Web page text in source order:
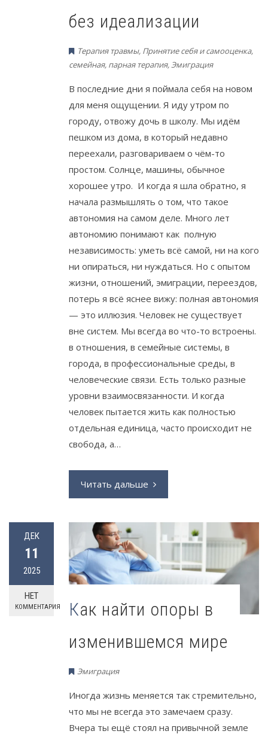
без идеализации
Терапия травмы, Принятие себя и самооценка,
семейная, парная терапия,Эмиграция
В последние дни я поймала себя на новом
для меня ощущении. Я иду утром по
городу, отвожу дочь в школу. Мы идём
пешком из дома, в который недавно
переехали, разговариваем о чём-то
простом. Солнце, машины, обычное
хорошее утро. И когда я шла обратно, я
начала размышлять о том, что такое
автономия на самом деле. Много лет
автономию понимают как полную
независимость: уметь всё самой, ни на кого
ни опираться, ни нуждаться. Но с опытом
жизни, отношений, эмиграции, переездов,
потерь я всё яснее вижу: полная автономия
— это иллюзия. Человек не существует
вне систем. Мы всегда во что-то встроены.
в отношения, в семейные системы, в
города, в профессиональные среды, в
человеческие связи. Есть только разные
уровни взаимосвязанности. И когда
человек пытается жить как полностью
отдельная единица, часто происходит не
свобода, а…
Читать дальше
ДЕК
11
2025
НЕТ
КОММЕНТАРИЯ
Как найти опоры в
изменившемся мире
Эмиграция
Иногда жизнь меняется так стремительно,
что мы не всегда это замечаем сразу.
Вчера ты ещё стоял на привычной земле